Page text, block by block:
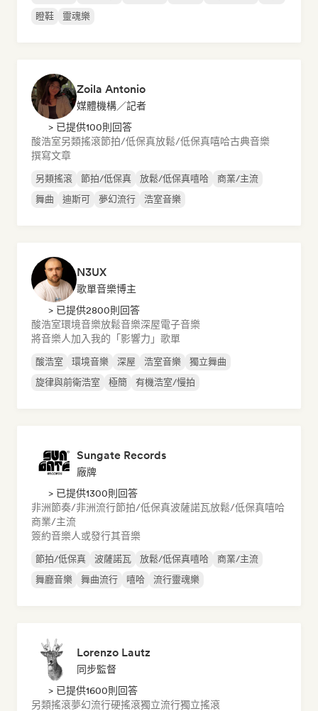
瞪鞋
靈魂樂
Zoila Antonio
媒體機構／記者
> 已提供100則回答
酸浩室另類搖滾節拍/低保真放鬆/低保真嘻哈古典音樂
撰寫文章
另類搖滾 節拍/低保真 放鬆/低保真嘻哈
商業/主流
舞曲
迪斯可 夢幻流行 浩室音樂
N3UX
歌單音樂博主
> 已提供2800則回答
酸浩室環境音樂放鬆音樂深屋電子音樂
將音樂人加入我的「影響力」歌單
酸浩室 環境音樂 深屋 浩室音樂
獨立舞曲
旋律與前衛浩室
極簡 有機浩室/慢拍
Sungate Records
廠牌
> 已提供1300則回答
非洲節奏/非洲流行節拍/低保真波薩諾瓦放鬆/低保真嘻哈
商業/主流
簽約音樂人或發行其音樂
節拍/低保真 波薩諾瓦 放鬆/低保真嘻哈
商業/主流
舞廳音樂
舞曲流行 嘻哈 流行靈魂樂
Lorenzo Lautz
同步監督
> 已提供1600則回答
另類搖滾夢幻流行硬搖滾獨立流行獨立搖滾